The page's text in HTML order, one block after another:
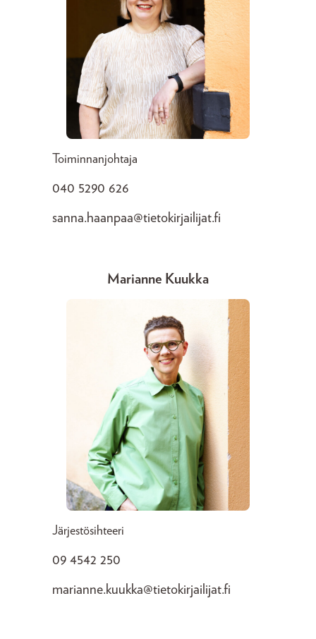
Toiminnanjohtaja
040 5290 626
sanna.haanpaa@tietokirjailijat.fi
Marianne Kuukka
Järjestösihteeri
09 4542 250
marianne.kuukka@tietokirjailijat.fi